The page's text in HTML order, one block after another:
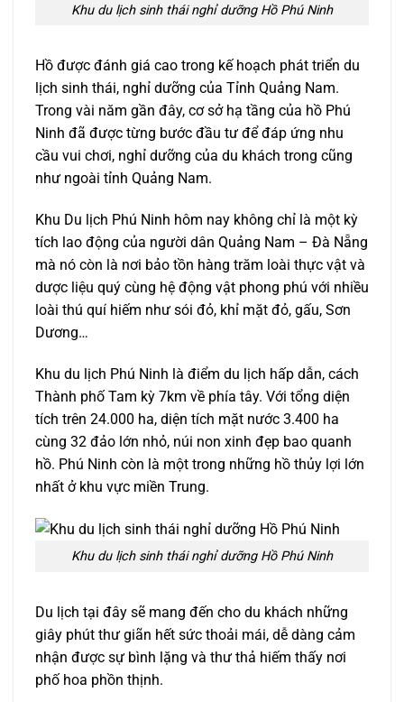
Khu du lịch sinh thái nghỉ dưỡng Hồ Phú Ninh
Hồ được đánh giá cao trong kế hoạch phát triển du
lịch sinh thái, nghỉ dưỡng của Tỉnh Quảng Nam.
Trong vài năm gần đây, cơ sở hạ tầng của hồ Phú
Ninh đã được từng bước đầu tư để đáp ứng nhu
cầu vui chơi, nghỉ dưỡng của du khách trong cũng
như ngoài tỉnh Quảng Nam.
Khu Du lịch Phú Ninh hôm nay không chỉ là một kỳ
tích lao động của người dân Quảng Nam – Đà Nẵng
mà nó còn là nơi bảo tồn hàng trăm loài thực vật và
dược liệu quý cùng hệ động vật phong phú với nhiều
loài thú quí hiếm như sói đỏ, khỉ mặt đỏ, gấu, Sơn
Dương…
Khu du lịch Phú Ninh là điểm du lịch hấp dẫn, cách
Thành phố Tam kỳ 7km về phía tây. Với tổng diện
tích trên 24.000 ha, diện tích mặt nước 3.400 ha
cùng 32 đảo lớn nhỏ, núi non xinh đẹp bao quanh
hồ. Phú Ninh còn là một trong những hồ thủy lợi lớn
nhất ở khu vực miền Trung.
Khu du lịch sinh thái nghỉ dưỡng Hồ Phú Ninh
Du lịch tại đây sẽ mang đến cho du khách những
giây phút thư giãn hết sức thoải mái, dễ dàng cảm
nhận được sự bình lặng và thư thả hiếm thấy nơi
phố hoa phồn thịnh.